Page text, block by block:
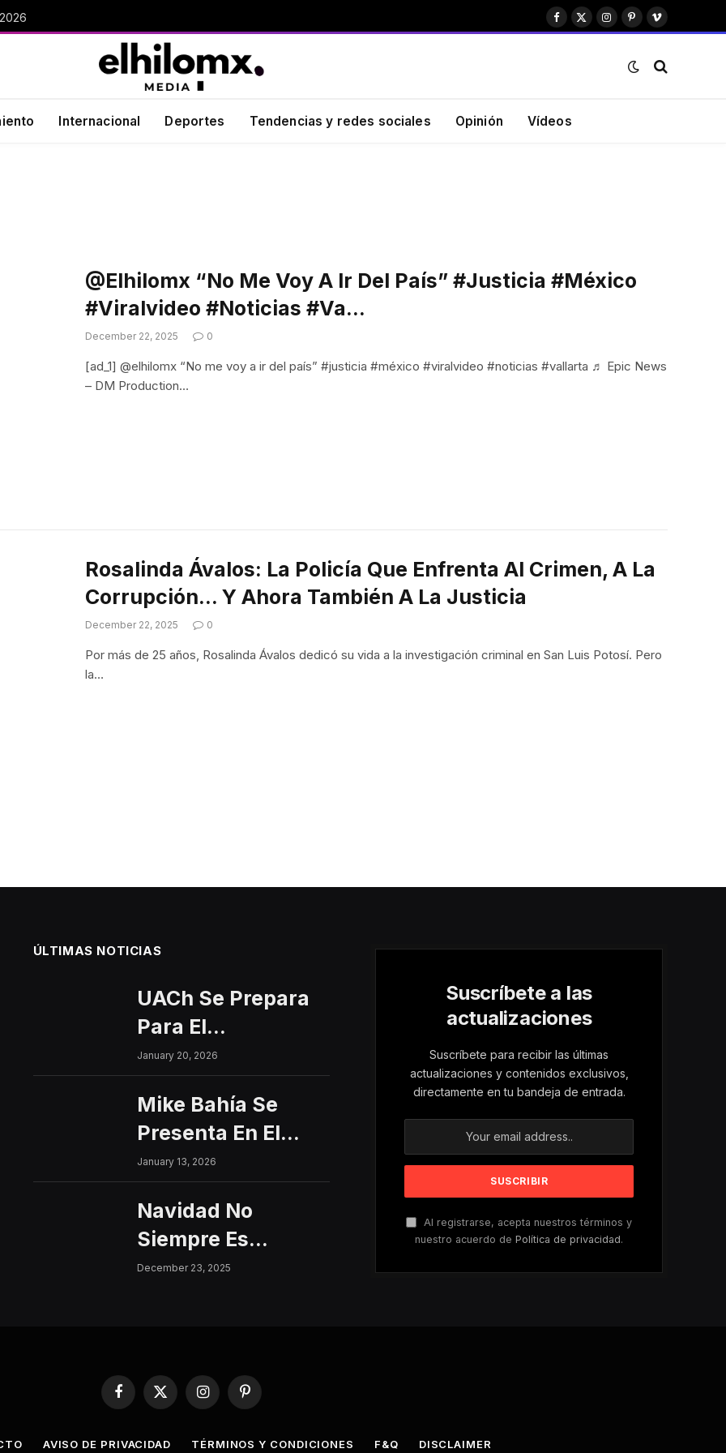
Facebook
X
Instagram
PinterestVimeo
Internacional Deportes Tendencias y redes sociales Opinión Vídeos
@elhilomx “No Me Voy A Ir Del País” #justicia #méxico
#viralvideo #noticias #va…
December 22, 2025 0
[ad_1] @elhilomx “No me voy a ir del país” #justicia #méxico #viralvideo #noticias #vallarta ♬ Epic News
– DM Production…
Rosalinda Ávalos: La Policía Que Enfrenta Al Crimen, A La
Corrupción… Y Ahora También A La Justicia
December 22, 2025 0
Por más de 25 años, Rosalinda Ávalos dedicó su vida a la investigación criminal en San Luis Potosí. Pero
la…
ÚLTIMAS NOTICIAS
UACh Se Prepara
Para El
Interfacultades
2026
January 20, 2026
Mike Bahía Se
Presenta En El
Centro Histórico
Con Un Concierto
Gratuito
January 13, 2026
Navidad No
Siempre Es
Sinónimo De Paz:
Mujeres Y Niñas
December 23, 2025
Suscríbete a las
actualizaciones
Suscríbete para recibir las últimas
actualizaciones y contenidos exclusivos,
directamente en tu bandeja de entrada.
Al registrarse, acepta nuestros términos y
nuestro acuerdo dePolítica de privacidad.
Facebook
X
(Twitter)
InstagramPinterest
AVISO DE PRIVACIDAD TÉRMINOS Y CONDICIONES F&Q DISCLAIMER